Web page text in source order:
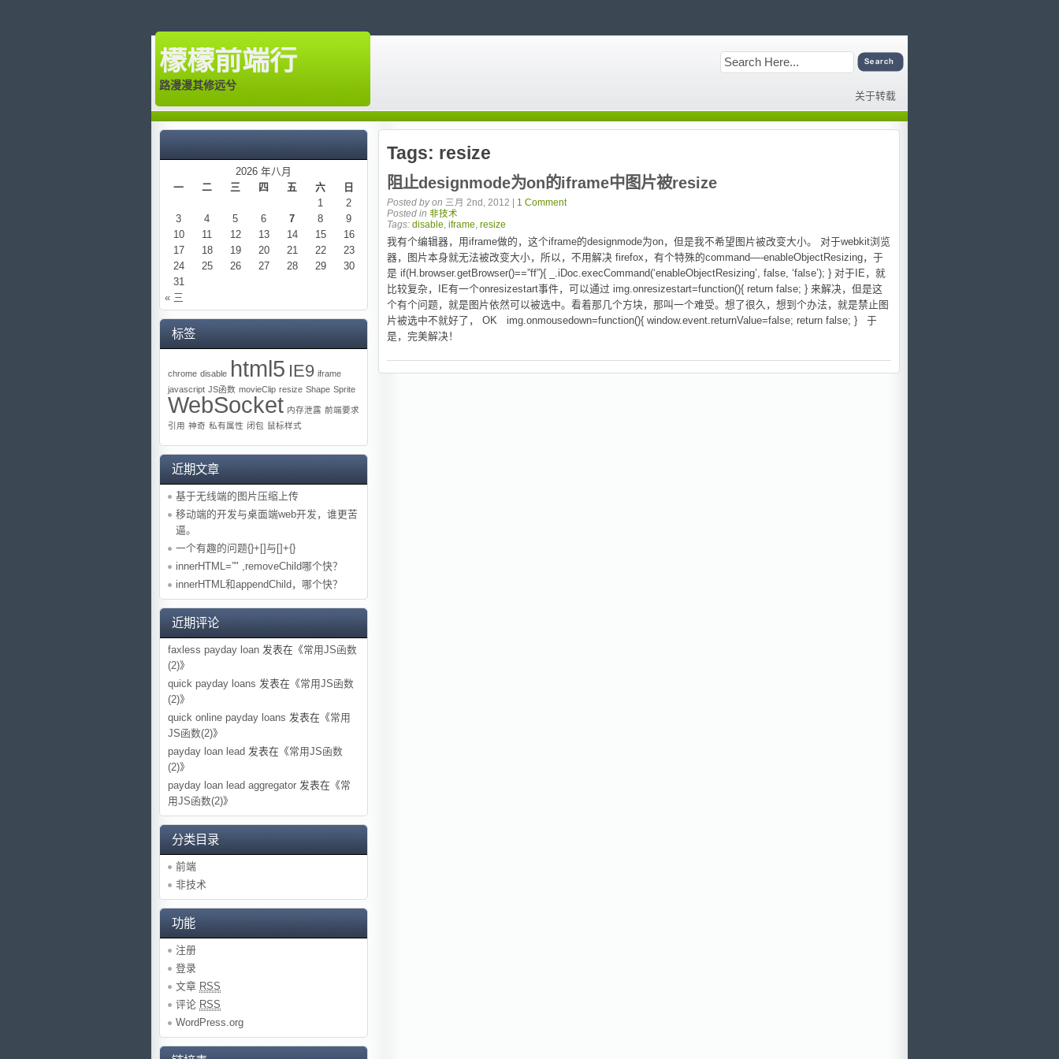
檬檬前端行
路漫漫其修远兮
关于转载
2026 年八月
一
二 三 四 五 六 日
« 三
1
2
3
4 5 6 7 8
9
10
11 12 13 14 15
16
17
18 19 20 21 22
23
24
25 26 27 28 29
30
31
标签
chrome disable html5 IE9 iframe
javascript JS函数 movieClip resize Shape Sprite
WebSocket 内存泄露 前端要求
引用 神奇 私有属性 闭包 鼠标样式
近期文章
基于无线端的图片压缩上传
移动端的开发与桌面端web开发，谁更苦
逼。
一个有趣的问题{}+[]与[]+{}
innerHTML=”" ,removeChild哪个快？
innerHTML和appendChild，哪个快？
近期评论
faxless payday loan 发表在《常用JS函数
(2)》
quick payday loans 发表在《常用JS函数
(2)》
quick online payday loans 发表在《常用
JS函数(2)》
payday loan lead 发表在《常用JS函数
(2)》
payday loan lead aggregator 发表在《常
用JS函数(2)》
分类目录
前端
非技术
功能
注册
登录
文章 RSS
评论 RSS
WordPress.org
Tags: resize
阻止designmode为on的iframe中图片被resize
Posted by on 三月 2nd, 2012 | 1 Comment
Posted in 非技术
Tags: disable iframe resize
我有个编辑器，用iframe做的，这个iframe的designmode为on，但是我不希望图片被改变大小。 对于webkit浏览
器，图片本身就无法被改变大小，所以，不用解决 firefox，有个特殊的command—-enableObjectResizing，于
是 if(H.browser.getBrowser()==”ff”){ _.iDoc.execCommand(‘enableObjectResizing’, false, ‘false’); } 对于IE，就
比较复杂，IE有一个onresizestart事件，可以通过 img.onresizestart=function(){ return false; } 来解决，但是这
个有个问题，就是图片依然可以被选中。看着那几个方块，那叫一个难受。想了很久，想到个办法，就是禁止图
片被选中不就好了， OK img.onmousedown=function(){ window.event.returnValue=false; return false; } 于
是，完美解决！